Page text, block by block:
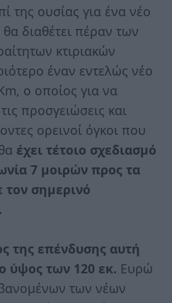
της ουσίας για ένα νέο
διαθέτει πέραν των
κτιριακών
έναν εντελώς νέο
ο οποίος για να
προσγειώσεις και
ορεινοί όγκοι που
έχει τέτοιο σχεδιασμό
7 μοιρών προς τα
τον σημερινό
της επένδυσης αυτή
ύψος των 120 εκ. Ευρώ
των νέων